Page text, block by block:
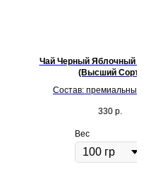
Чай Черный Яблочный
(Высший Сорт)
Состав: премиальные
яблока, корица
330 р.
Вес